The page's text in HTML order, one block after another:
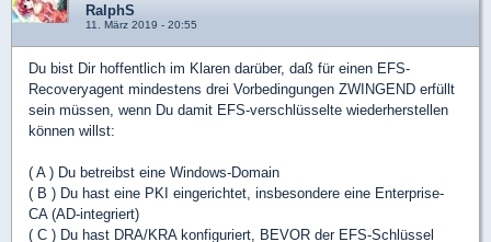
RalphS
11. März 2019 - 20:55
Du bist Dir hoffentlich im Klaren darüber, daß für einen EFS-
Recoveryagent mindestens drei Vorbedingungen ZWINGEND erfüllt
sein müssen, wenn Du damit EFS-verschlüsselte wiederherstellen
können willst:
( A ) Du betreibst eine Windows-Domain
( B ) Du hast eine PKI eingerichtet, insbesondere eine Enterprise-
CA (AD-integriert)
( C ) Du hast DRA/KRA konfiguriert, BEVOR der EFS-Schlüssel